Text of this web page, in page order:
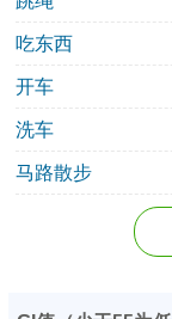
吃东西
开车
洗车
马路散步